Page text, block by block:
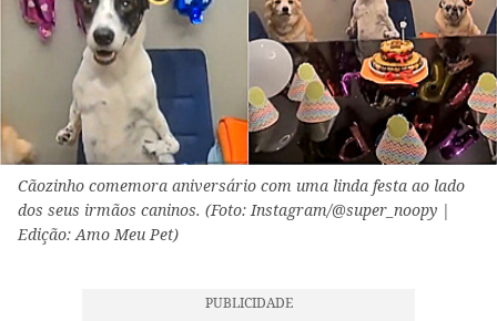
Cãozinho comemora aniversário com uma linda festa ao lado
dos seus irmãos caninos. (Foto: Instagram/@super_noopy |
Edição: Amo Meu Pet)